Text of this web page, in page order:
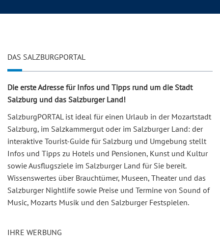
DAS SALZBURGPORTAL
Die erste Adresse für Infos und Tipps rund um die Stadt
Salzburg und das Salzburger Land!
SalzburgPORTAL ist ideal für einen Urlaub in der Mozartstadt
Salzburg, im Salzkammergut oder im Salzburger Land: der
interaktive Tourist-Guide für Salzburg und Umgebung stellt
Infos und Tipps zu Hotels und Pensionen, Kunst und Kultur
sowie Ausflugsziele im Salzburger Land für Sie bereit.
Wissenswertes über Brauchtümer, Museen, Theater und das
Salzburger Nightlife sowie Preise und Termine von Sound of
Music, Mozarts Musik und den Salzburger Festspielen.
IHRE WERBUNG